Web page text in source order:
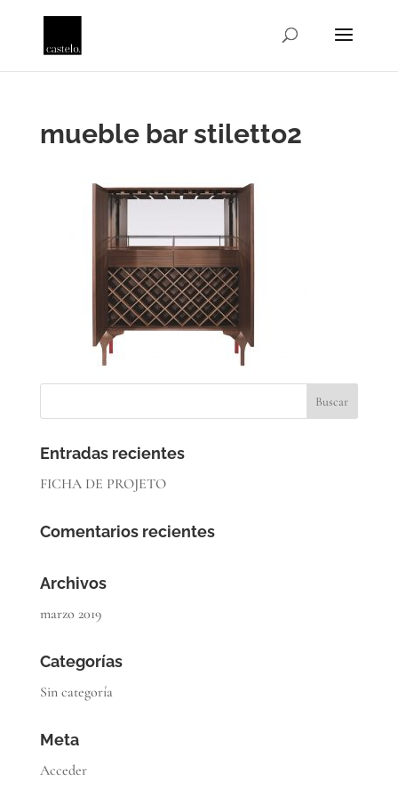
mueble bar stiletto2
Entradas recientes
FICHA DE PROJETO
Comentarios recientes
Archivos
marzo 2019
Categorías
Sin categoría
Meta
Acceder